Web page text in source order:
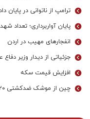
ترامپ از ناتوانی در
پایان آواربرداری؛
انفجارهای مهیب در اردن
جزئیاتی از دیدار وزیر دفاع
افزایش قیمت سکه
چین از موشک ضدکشتی YJ-۲۰ رونمایی کرد